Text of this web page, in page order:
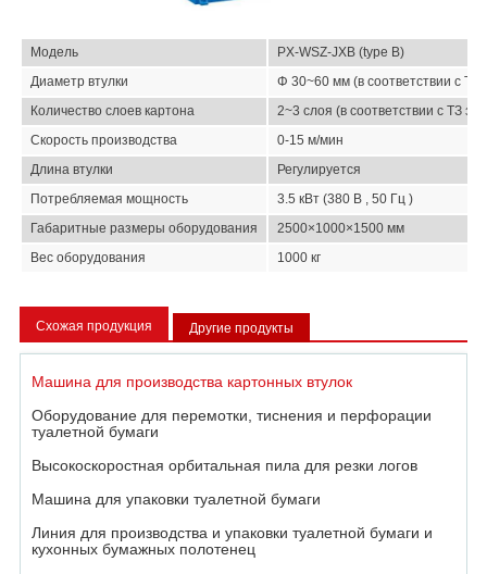
Модель
PX-WSZ-JXB (type B)
Диаметр втулки
Φ 30~60 мм (в соответствии с ТЗ
Количество слоев картона
2~3 слоя (в соответствии с ТЗ
Скорость производства
0-15 м/мин
Длина втулки
Регулируется
Потребляемая мощность
3.5 кВт (380 В , 50 Гц )
Габаритные размеры оборудования
2500×1000×1500 мм
Вес оборудования
1000 кг
Схожая продукция Другие продукты
Машина для производства картонных втулок
Оборудование для перемотки, тиснения и перфорации
туалетной бумаги
Высокоскоростная орбитальная пила для резки логов
Машина для упаковки туалетной бумаги
Линия для производства и упаковки туалетной бумаги и
кухонных бумажных полотенец